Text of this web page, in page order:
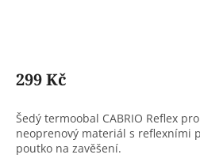
299 Kč
Šedý termoobal CABRIO Reflex
neoprenový materiál s reflexními
poutko na zavěšení.